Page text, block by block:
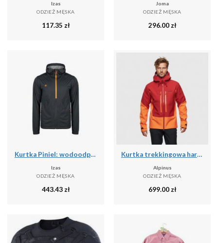
Izas
ODZIEŻ MĘSKA
117.35 zł
Joma
ODZIEŻ MĘSKA
296.00zł
Kurtka Piniel: wodoodporna, oddychająca i wiatroszczelna na deszczowe przygody
Izas
ODZIEŻ MĘSKA
443.43zł
Kurtka trekkingowa hardshell męska Alpinus Besso
Alpinus
ODZIEŻ MĘSKA
699.00zł